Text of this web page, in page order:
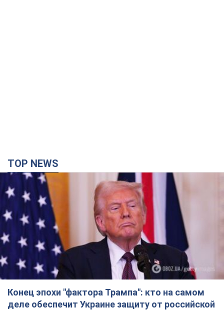
TOP NEWS
Конец эпохи "фактора Трампа": кто на самом
деле обеспечит Украине защиту от российской